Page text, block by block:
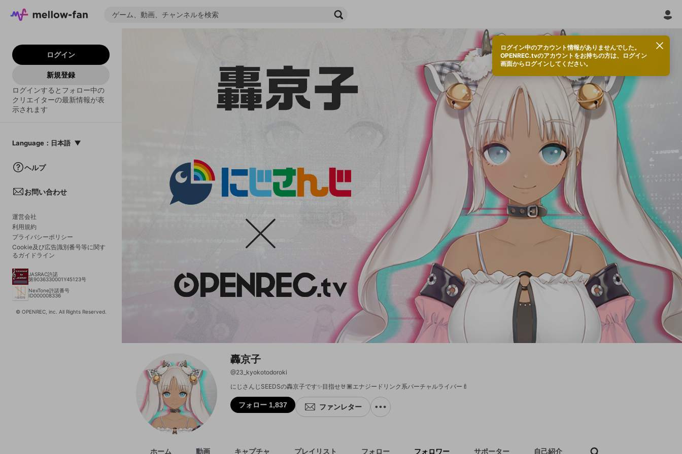
ログイン
新規登録
ログインするとフォロー中の
クリエイターの最新情報が表
示されます
Language ： 日本語
中文(簡体)
ヘルプ
お問い合わせ
運営会社
利用規約
プライバシーポリシー
Cookie及び広告識別番号等に関す
るガイドライン
JASRAC許諾
第9036330001Y45123号
NexTone許諾番号
ID000008336
© OPENREC, inc. All Rights Reserved.
ログイン中のアカウント情報がありませんでした。
OPENREC.tvのアカウントをお持ちの方は、ログイン
画面からログインしてください。
轟京子
@23_kyokotodoroki
フォロー 1,837 ファンレター
にじさんじSEEDSの轟京子です✨目指せ🤘🏾エナジードリンク系バーチャルライバー🍼
ホーム 動画 キャプチャ プレイリスト フォロー フォロワー サポーター 自己紹介